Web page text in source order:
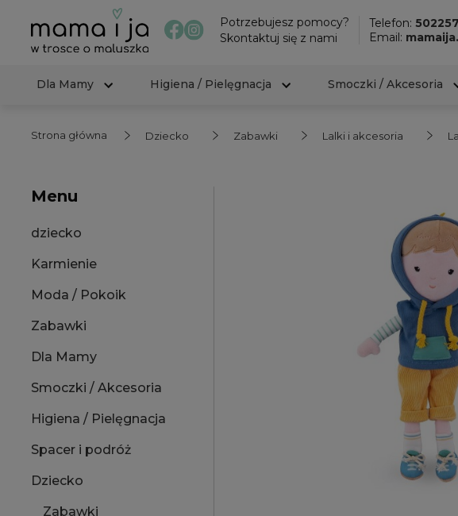
Potrzebujesz pomocy?
Skontaktuj się z nami
Telefon:
Email:
Dla Mamy
Higiena / Pielęgnacja Smoczki / Akcesoria
Strona główna Dziecko Zabawki Lalki i akcesoria
Menu
dziecko
Karmienie
Moda / Pokoik
Zabawki
Dla Mamy
Smoczki / Akcesoria
Higiena / Pielęgnacja
Spacer i podróż
Dziecko
Zabawki